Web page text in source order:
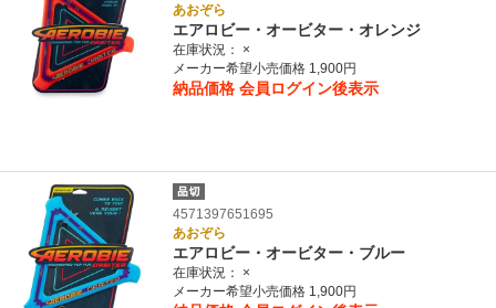
あおぞら
エアロビー・オービター・オレンジ
在庫状況：
×
メーカー希望小売価格 1,900円
納品価格 会員ログイン後表示
4571397651695
あおぞら
エアロビー・オービター・ブルー
在庫状況：
×
メーカー希望小売価格 1,900円